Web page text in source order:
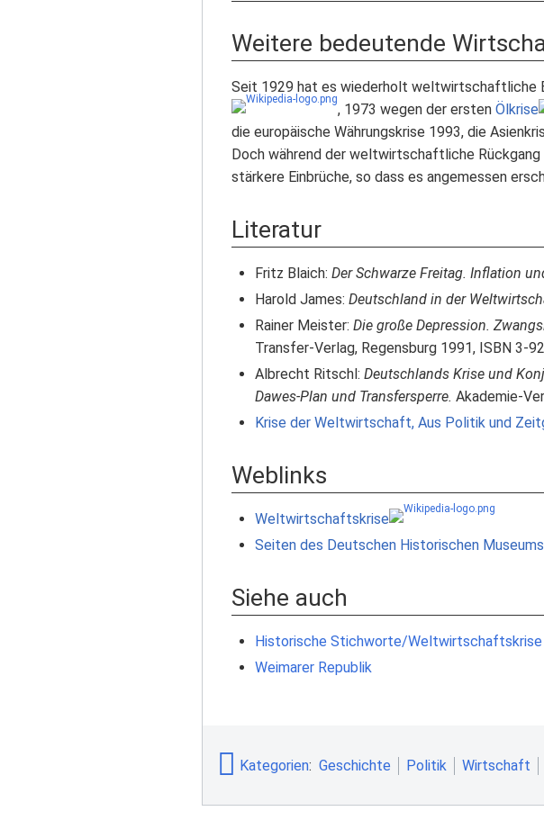
Weitere bedeutende
Seit 1929 hat es wiederholt weltwirtschaftliche
, 1973 wegen der ersten Ölkrise
die europäische Währungskrise 1993, die
Doch während der weltwirtschaftliche
stärkere Einbrüche, so dass es angemessen
Literatur
Fritz Blaich: Der Schwarze Freitag. Inflation
Harold James: Deutschland in der
Rainer Meister: Die große Depression.
Transfer-Verlag, Regensburg 1991, ISBN 3-
Albrecht Ritschl: Deutschlands Krise und
Dawes-Plan und Transfersperre. Akademie-
Krise der Weltwirtschaft, Aus Politik und
Weblinks
Weltwirtschaftskrise
Seiten des Deutschen Historischen
Siehe auch
Historische Stichworte/Weltwirtschaftskrise
Weimarer Republik
Kategorien: Geschichte Politik Wirtschaft